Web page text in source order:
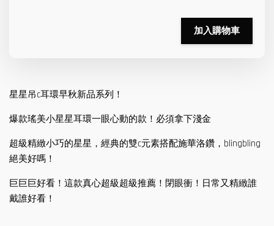
加入購物車
星星吊c耳環早秋新品系列！
爆款瑤美小星星耳環一眼心動的款！必須拿下淺金
超級精緻小巧的星星，經典的雙c元素搭配施華洛鑽，blingbling
絕美好嗎！
巨巨巨好看！這款真心超級超級推薦！閉眼衝！日常又精緻誰
戴誰好看！